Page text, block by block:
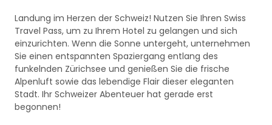
Landung im Herzen der Schweiz! Nutzen Sie Ihren Swiss
Travel Pass, um zu Ihrem Hotel zu gelangen und sich
einzurichten. Wenn die Sonne untergeht, unternehmen
Sie einen entspannten Spaziergang entlang des
funkelnden Zürichsee und genießen Sie die frische
Alpenluft sowie das lebendige Flair dieser eleganten
Stadt. Ihr Schweizer Abenteuer hat gerade erst
begonnen!